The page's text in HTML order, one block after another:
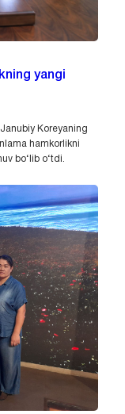
yangi
Koreyaning
hamkorlikni
bo‘lib o‘tdi.